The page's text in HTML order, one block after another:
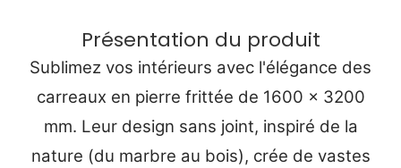
Présentation du produit
Sublimez vos intérieurs avec l'élégance des
carreaux en pierre frittée de 1600 x 3200
mm. Leur design sans joint, inspiré de la
nature (du marbre au bois), crée de vastes